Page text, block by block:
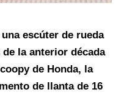
escúter de rueda
la anterior década
de Honda, la
de llanta de 16